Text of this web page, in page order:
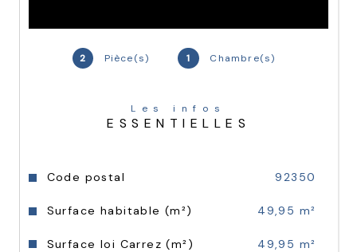
2 Pièce(s) 1 Chambre(s)
Les infos
ESSENTIELLES
Caractéristiques Valeurs
Code postal 92350
Surface habitable (m²) 49,95 m²
Surface loi Carrez (m²) 49,95 m²
qualité dans les pièces principales, des
menuiseries en aluminium, un contrôle
d’accès sécurisé avec vidéophone, ainsi
à-terre dans un secteur dynamique et en